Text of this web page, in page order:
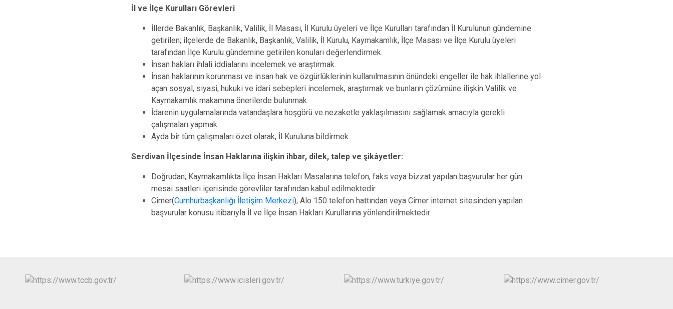
İl ve İlçe Kurulları Görevleri
İllerde Bakanlık, Başkanlık, Valilik, İl Masası, İl Kurulu üyeleri ve İlçe Kurulları tarafından İl Kurulunun gündemine
getirilen; ilçelerde de Bakanlık, Başkanlık, Valilik, İl Kurulu, Kaymakamlık, İlçe Masası ve İlçe Kurulu üyeleri
tarafından İlçe Kurulu gündemine getirilen konuları değerlendirmek.
İnsan hakları ihlali iddialarını incelemek ve araştırmak.
İnsan haklarının korunması ve insan hak ve özgürlüklerinin kullanılmasının önündeki engeller ile hak ihlallerine yol
açan sosyal, siyasi, hukuki ve idari sebepleri incelemek, araştırmak ve bunların çözümüne ilişkin Valilik ve
Kaymakamlık makamına önerilerde bulunmak.
İdarenin uygulamalarında vatandaşlara hoşgörü ve nezaketle yaklaşılmasını sağlamak amacıyla gerekli
çalışmaları yapmak.
Ayda bir tüm çalışmaları özet olarak, İl Kuruluna bildirmek.
Serdivan İlçesinde İnsan Haklarına ilişkin ihbar, dilek, talep ve şikâyetler:
Doğrudan; Kaymakamlıkta İlçe İnsan Hakları Masalarına telefon, faks veya bizzat yapılan başvurular her gün
mesai saatleri içerisinde görevliler tarafından kabul edilmektedir.
Cimer(Cumhurbaşkanlığı İletişim Merkezi); Alo 150 telefon hattından veya Cimer internet sitesinden yapılan
başvurular konusu itibarıyla İl ve İlçe İnsan Hakları Kurullarına yönlendirilmektedir.